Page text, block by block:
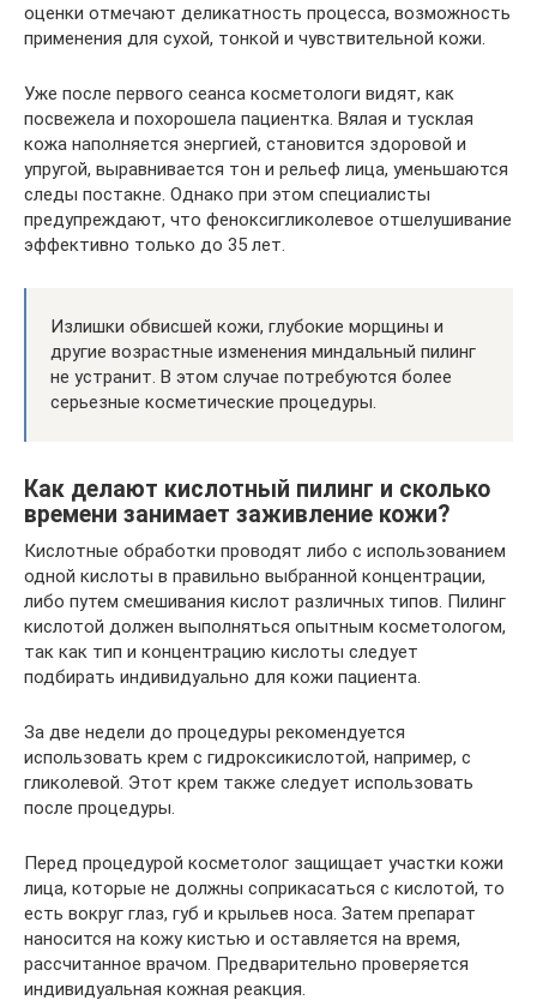
оценки отмечают деликатность процесса, возможность
применения для сухой, тонкой и чувствительной кожи.
Уже после первого сеанса косметологи видят, как
посвежела и похорошела пациентка. Вялая и тусклая
кожа наполняется энергией, становится здоровой и
упругой, выравнивается тон и рельеф лица, уменьшаются
следы постакне. Однако при этом специалисты
предупреждают, что феноксигликолевое отшелушивание
эффективно только до 35 лет.
Излишки обвисшей кожи, глубокие морщины и
другие возрастные изменения миндальный пилинг
не устранит. В этом случае потребуются более
серьезные косметические процедуры.
Как делают кислотный пилинг и сколько
времени занимает заживление кожи?
Кислотные обработки проводят либо с использованием
одной кислоты в правильно выбранной концентрации,
либо путем смешивания кислот различных типов. Пилинг
кислотой должен выполняться опытным косметологом,
так как тип и концентрацию кислоты следует
подбирать индивидуально для кожи пациента.
За две недели до процедуры рекомендуется
использовать крем с гидроксикислотой, например, с
гликолевой. Этот крем также следует использовать
после процедуры.
Перед процедурой косметолог защищает участки кожи
лица, которые не должны соприкасаться с кислотой, то
есть вокруг глаз, губ и крыльев носа. Затем препарат
наносится на кожу кистью и оставляется на время,
рассчитанное врачом. Предварительно проверяется
индивидуальная кожная реакция.